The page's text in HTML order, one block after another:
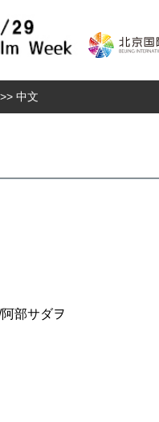
>> 中文
部サダヲ